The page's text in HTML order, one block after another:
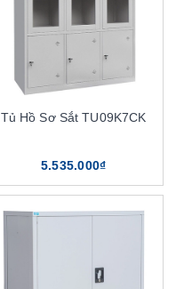
Tủ Hồ Sơ Sắt TU09K7CK
5.535.000₫